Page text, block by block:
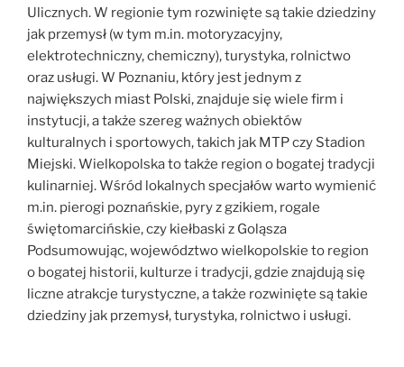
Ulicznych. W regionie tym rozwinięte są takie dziedziny
jak przemysł (w tym m.in. motoryzacyjny,
elektrotechniczny, chemiczny), turystyka, rolnictwo
oraz usługi. W Poznaniu, który jest jednym z
największych miast Polski, znajduje się wiele firm i
instytucji, a także szereg ważnych obiektów
kulturalnych i sportowych, takich jak MTP czy Stadion
Miejski. Wielkopolska to także region o bogatej tradycji
kulinarniej. Wśród lokalnych specjałów warto wymienić
m.in. pierogi poznańskie, pyry z gzikiem, rogale
świętomarcińskie, czy kiełbaski z Goląsza
Podsumowując, województwo wielkopolskie to region
o bogatej historii, kulturze i tradycji, gdzie znajdują się
liczne atrakcje turystyczne, a także rozwinięte są takie
dziedziny jak przemysł, turystyka, rolnictwo i usługi.